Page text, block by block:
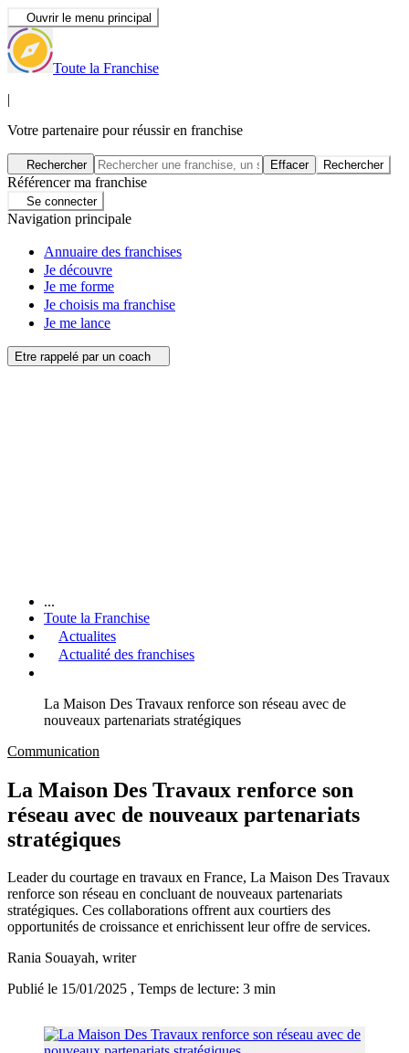
Ouvrir le menu principal
Toute la Franchise
|
Votre partenaire pour réussir en franchise
Rechercher Effacer Rechercher
Référencer ma franchise
Se connecter
Navigation principale
Annuaire des franchises
Je découvre
Je me forme
Je choisis ma franchise
Je me lance
Etre rappelé par un coach
...
Toute la Franchise
Actualites
Actualité des franchises
La Maison Des Travaux renforce son réseau avec de
nouveaux partenariats stratégiques
Communication
La Maison Des Travaux renforce son
réseau avec de nouveaux partenariats
stratégiques
Leader du courtage en travaux en France, La Maison Des Travaux
renforce son réseau en concluant de nouveaux partenariats
stratégiques. Ces collaborations offrent aux courtiers des
opportunités de croissance et enrichissent leur offre de services.
Rania Souayah, writer
Publié le 15/01/2025 , Temps de lecture: 3 min